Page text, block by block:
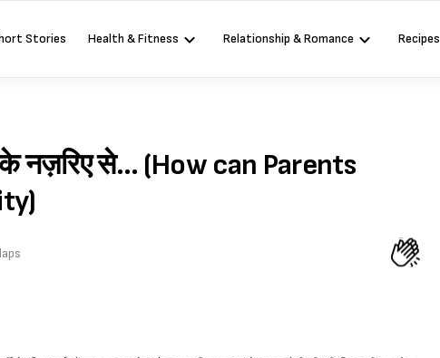
Stories Health & Fitness Relationship & Romance Recipes
के नज़रिए से… (How can Parents